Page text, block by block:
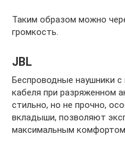
Таким образом можно
громкость.
JBL
Беспроводные наушники
кабеля при разряженном
стильно, но не прочно,
вкладыши, позволяют
максимальным комфортом.